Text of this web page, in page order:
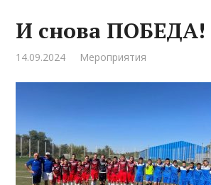
И снова ПОБЕДА!
14.09.2024 Мероприятия